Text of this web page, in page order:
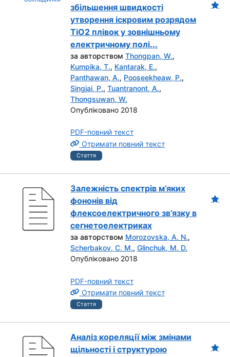
збільшення швидкості
утворення іскровим розрядом
TiO2 плівок у зовнішньому
електричному полі...
за авторством Thongpan, W.,
Kumpika, T., Kantarak, E.,
Panthawan, A., Pooseekheaw, P.,
Singjai, P., Tuantranont, A.,
Thongsuwan, W.
Опубліковано 2018
PDF-повний текст
Отримати повний текст
Стаття
Залежність спектрів м’яких
фононів від
флексоелектричного зв’язку в
сегнетоелектриках
за авторством Morozovska, A. N.,
Scherbakov, C. M., Glinchuk, M. D.
Опубліковано 2018
PDF-повний текст
Отримати повний текст
Стаття
Аналіз кореляції між змінами
щільності і структурою